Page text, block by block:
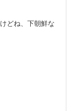
どね、下朝鮮な